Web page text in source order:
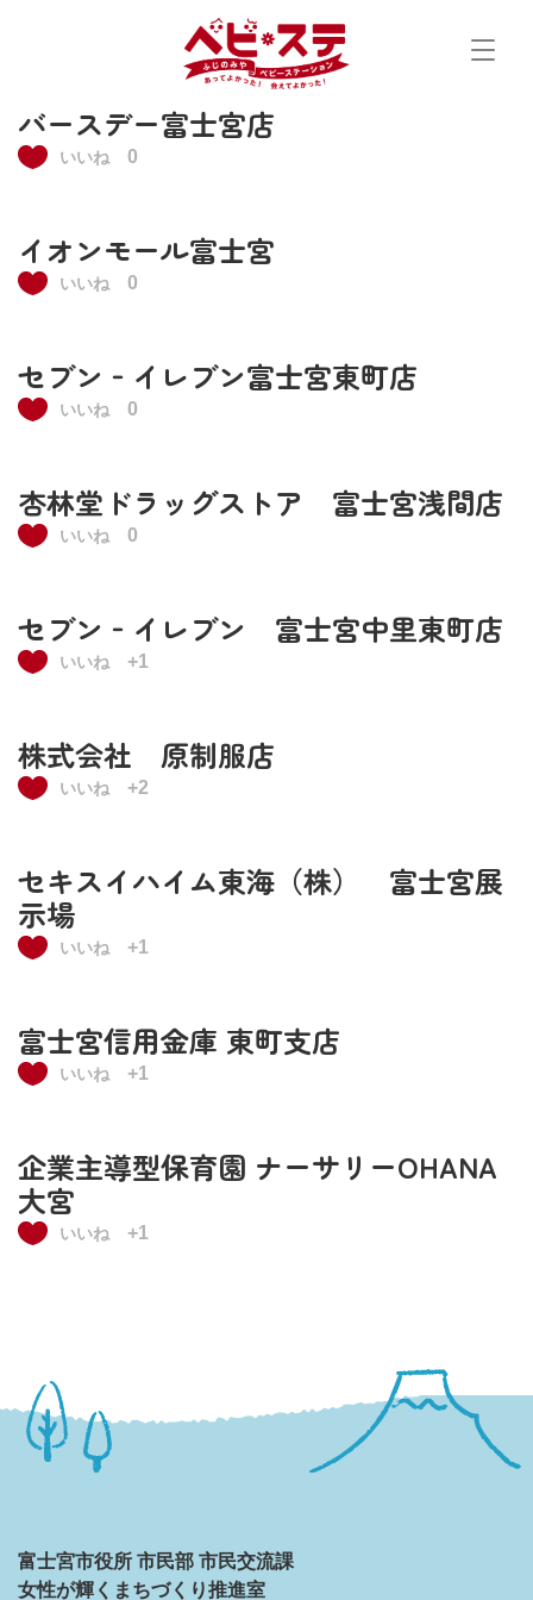
バースデー富士宮店
いいね 0
イオンモール富士宮
いいね 0
セブン‐イレブン富士宮東町店
いいね 0
杏林堂ドラッグストア 富士宮浅間店
いいね 0
セブン‐イレブン 富士宮中里東町店
いいね +1
株式会社 原制服店
いいね +2
セキスイハイム東海（株） 富士宮展
示場
いいね +1
富士宮信用金庫 東町支店
いいね +1
企業主導型保育園 ナーサリーOHANA
大宮
いいね +1
富士宮市役所 市民部 市民交流課
女性が輝くまちづくり推進室